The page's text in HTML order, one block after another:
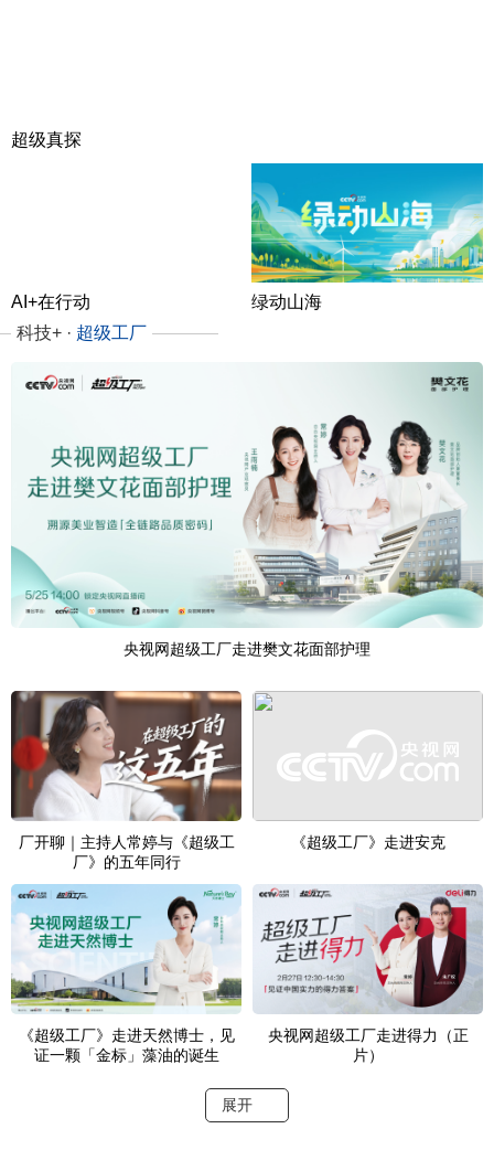
超级真探
AI+在行动
绿动山海
科技+ · 超级工厂
央视网超级工厂走进樊文花面部护理
厂开聊｜主持人常婷与《超级工
厂》的五年同行
《超级工厂》走进安克
《超级工厂》走进天然博士，见
证一颗「金标」藻油的诞生
央视网超级工厂走进得力（正
片）
展开